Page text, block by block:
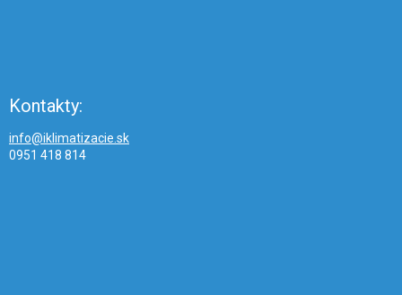
Kontakty:
info@iklimatizacie.sk
0951 418 814